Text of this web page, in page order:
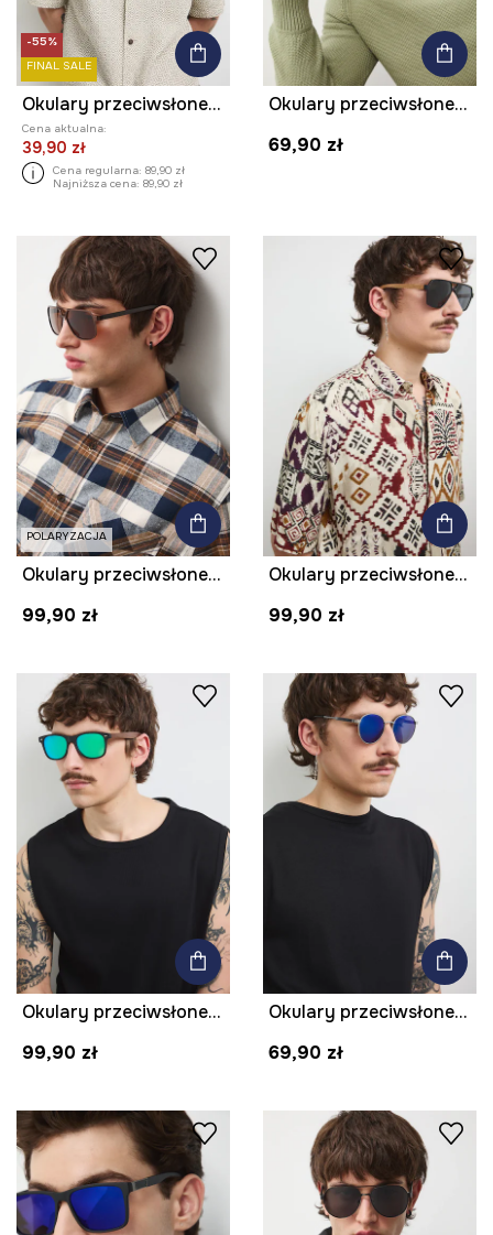
-55%
FINAL SALE
Okulary przeciwsłoneczne kwadratowe męskie
Cena aktualna:
39,90 zł
Cena regularna: 89,90 zł
Najniższa cena: 89,90 zł
Okulary przeciwsłoneczne pilotki męskie
69,90 zł
POLARYZACJA
Okulary przeciwsłoneczne męskie z polaryzacją
99,90 zł
Okulary przeciwsłoneczne pilotki męskie
99,90 zł
Okulary przeciwsłoneczne męskie
99,90 zł
Okulary przeciwsłoneczne okrągłe męskie
69,90 zł